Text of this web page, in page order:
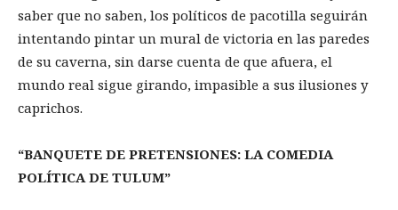
saber que no saben, los políticos de pacotilla seguirán
intentando pintar un mural de victoria en las paredes
de su caverna, sin darse cuenta de que afuera, el
mundo real sigue girando, impasible a sus ilusiones y
caprichos.
“BANQUETE DE PRETENSIONES: LA COMEDIA
POLÍTICA DE TULUM”